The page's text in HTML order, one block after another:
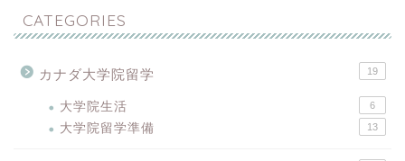
CATEGORIES
カナダ大学院留学 19
大学院生活 6
大学院留学準備 13